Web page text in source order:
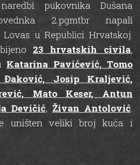
pukovnika Dušana
2.pgmtbr napali
u Republici Hrvatskoj.
23 hrvatskih civila,
Katarina Pavićević, Tomo
Đaković, Josip Kraljević,
Mato Keser, Antun
Devičić,Živan Antolović
uništen veliki broj kuća i